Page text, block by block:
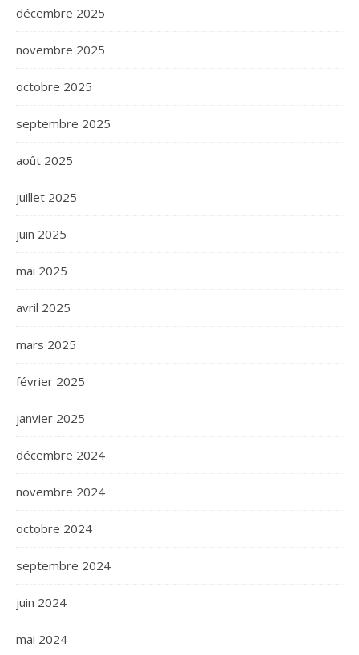
décembre 2025
novembre 2025
octobre 2025
septembre 2025
août 2025
juillet 2025
juin 2025
mai 2025
avril 2025
mars 2025
février 2025
janvier 2025
décembre 2024
novembre 2024
octobre 2024
septembre 2024
juin 2024
mai 2024